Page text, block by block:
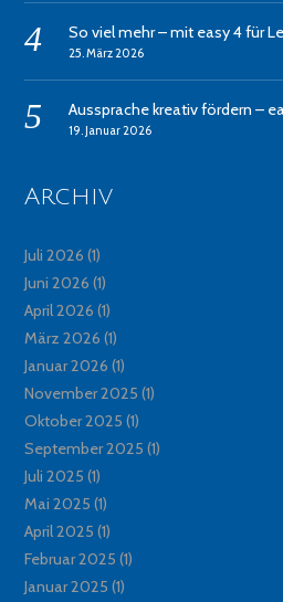
So viel mehr – mit easy 4 für
25. März 2026
Aussprache kreativ fördern –
19. Januar 2026
Archiv
Juli 2026 (1)
Juni 2026 (1)
April 2026 (1)
März 2026 (1)
Januar 2026 (1)
November 2025 (1)
Oktober 2025 (1)
September 2025 (1)
Juli 2025 (1)
Mai 2025 (1)
April 2025 (1)
Februar 2025 (1)
Januar 2025 (1)